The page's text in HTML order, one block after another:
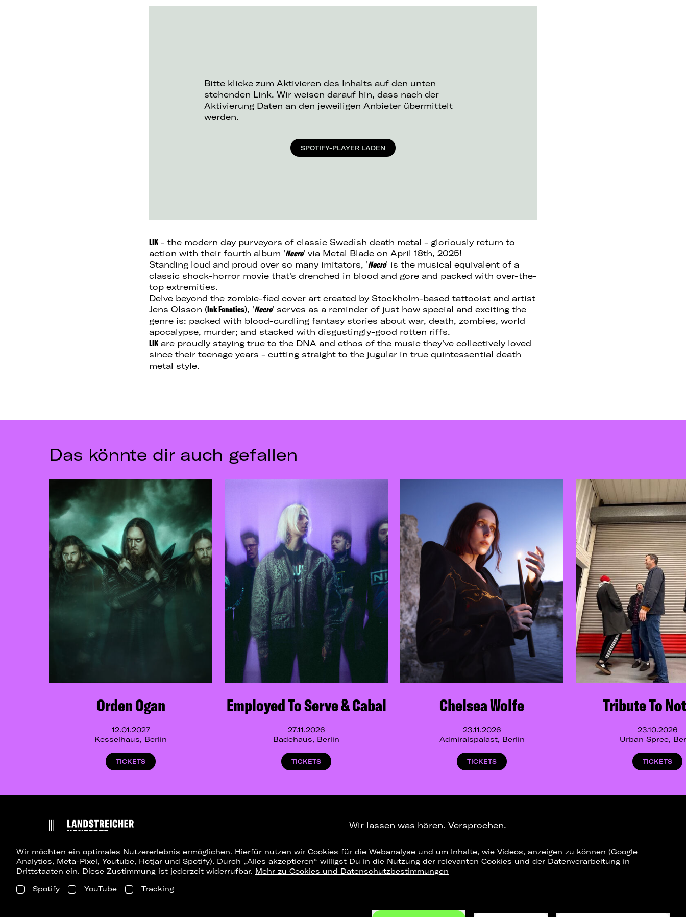
Bitte klicke zum Aktivieren des Inhalts auf den unten
stehenden Link. Wir weisen darauf hin, dass nach der
Aktivierung Daten an den jeweiligen Anbieter übermittelt
werden.
SPOTIFY-PLAYER LADEN
LIK - the modern day purveyors of classic Swedish death metal - gloriously return to
action with their fourth album 'Necro' via Metal Blade on April 18th, 2025!
Standing loud and proud over so many imitators, 'Necro' is the musical equivalent of a
classic shock-horror movie that's drenched in blood and gore and packed with over-the-
top extremities.
Delve beyond the zombie-fied cover art created by Stockholm-based tattooist and artist
Jens Olsson (Ink Fanatics), 'Necro' serves as a reminder of just how special and exciting the
genre is: packed with blood-curdling fantasy stories about war, death, zombies, world
apocalypse, murder; and stacked with disgustingly-good rotten riffs.
LIK are proudly staying true to the DNA and ethos of the music they've collectively loved
since their teenage years - cutting straight to the jugular in true quintessential death
metal style.
Das könnte dir auch gefallen
Orden Ogan
12.01.2027
Kesselhaus, Berlin
TICKETS
Employed To Serve & Cabal
27.11.2026
Badehaus, Berlin
TICKETS
Chelsea Wolfe
23.11.2026
Admiralspalast, Berlin
TICKETS
Tribute To
23.10.2026
Urban Spree,
TICKETS
Wir möchten ein optimales Nutzererlebnis ermöglichen. Hierfür nutzen wir Cookies für die Webanalyse und um Inhalte, wie Videos, anzeigen zu können (Google
Analytics, Meta-Pixel, Youtube, Hotjar und Spotify). Durch „Alles akzeptieren“ willigst Du in die Nutzung der relevanten Cookies und der Datenverarbeitung in
Drittstaaten ein. Diese Zustimmung ist jederzeit widerrufbar. Mehr zu Cookies und Datenschutzbestimmungen
Spotify
YouTube Tracking
Wir lassen was hören. Versprochen.
NEWSLETTER TELEGRAM-CHANNEL
Konzertsommer Petersberg Vergangene Showso_teamDatenschutzImpressum